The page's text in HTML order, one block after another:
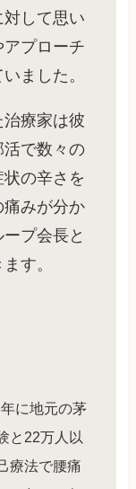
して思い
プローチ
ました。
療家は彼
活で数々の
の辛さを
みが分か
プ会長と
す。
に地元の茅
と22万人以
療法で腰痛